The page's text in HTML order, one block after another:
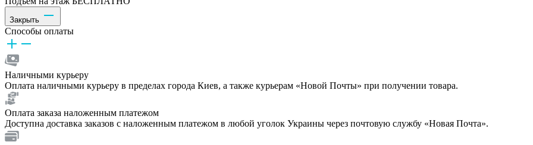
Закрыть
Способы оплаты
Наличными курьеру
Оплата наличными курьеру в пределах города Киев, а также курьерам «Новой Почты» при получении товара.
Оплата заказа наложенным платежом
Доступна доставка заказов с наложенным платежом в любой уголок Украины через почтовую службу «Новая Почта».